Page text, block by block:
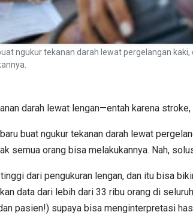
ngukur tekanan darah lewat pergelangan
darah lewat lengan—entah karena
buat ngukur tekanan darah lewat
semua orang bisa melakukannya. Nah,
dari pengukuran lengan, dan itu bisa
data dari lebih dari 33 ribu orang di
pasien!) supaya bisa menginterpretasi